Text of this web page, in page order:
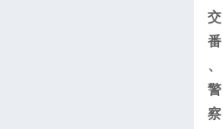
交
番
、
警
察